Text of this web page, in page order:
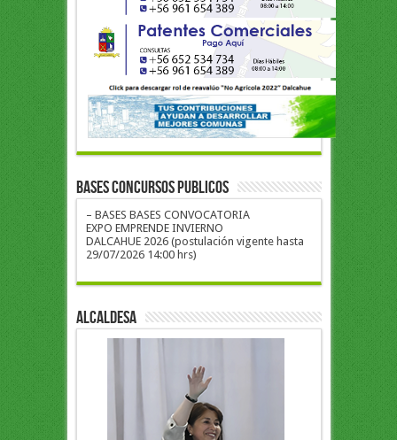
BASES CONCURSOS PUBLICOS
– BASES BASES CONVOCATORIA
EXPO EMPRENDE INVIERNO
DALCAHUE 2026 (postulación vigente hasta
29/07/2026 14:00 hrs)
ALCALDESA